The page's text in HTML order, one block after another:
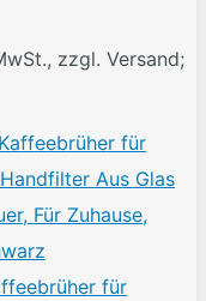
zzgl. Versand;
für